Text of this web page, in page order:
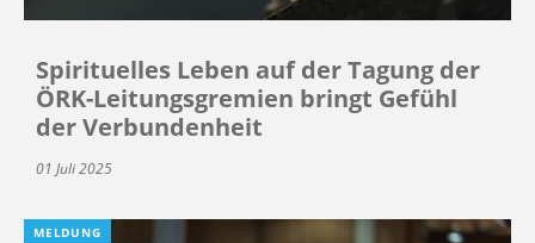
Spirituelles Leben auf der Tagung der
ÖRK-Leitungsgremien bringt Gefühl
der Verbundenheit
01 Juli 2025
MELDUNG